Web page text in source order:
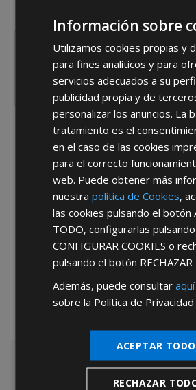
España
Portugal
He leído y acepto laPolítica
*Abstenerse particulares, sólo venta a
Información sobre
Utilizamos cookies propias y
para fines analíticos y para
servicios adecuados a su
publicidad propia y de
personalizar los anuncios. La
tratamiento es el
en el caso de las cookies
para el correcto
web. Puede obtener más
nuestrapolítica de Cookies,
las cookies pulsando el botón
TODO, configurarlas
CONFIGURAR COOKIES o
pulsando el botón
Además, puede consultaraquí
sobre la Política de
ACEPTAR TODO
RECHAZAR